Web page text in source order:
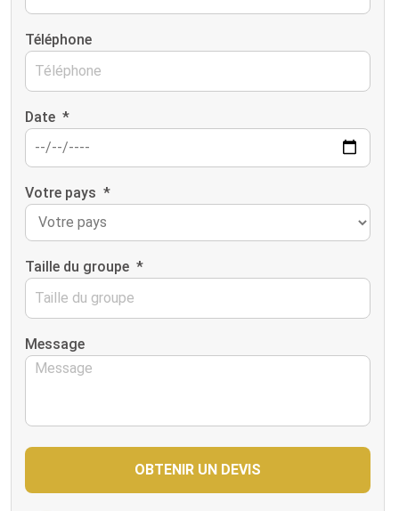
Téléphone
Date *
Votre pays *
Taille du groupe *
Message